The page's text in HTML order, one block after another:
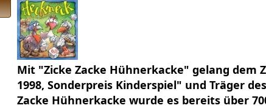
Mit "Zicke Zacke Hühnerkacke" gelang dem
1998, Sonderpreis Kinderspiel" und Träger
Zacke Hühnerkacke wurde es bereits über